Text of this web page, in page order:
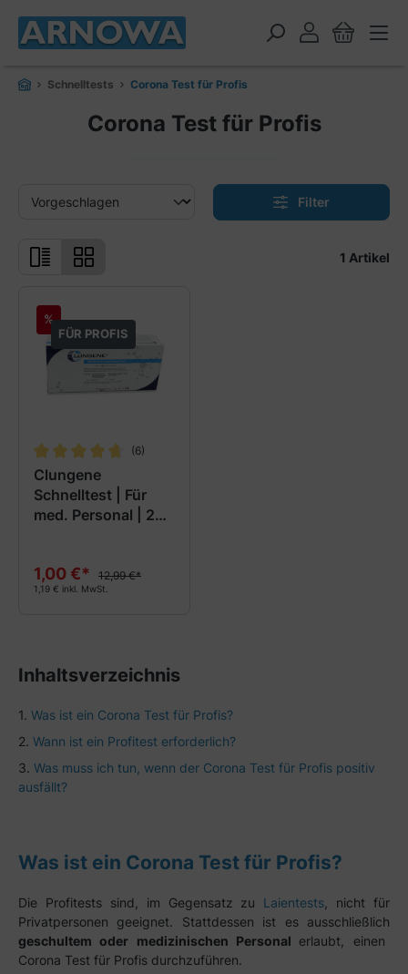
springen
Schnelltests Corona Test für Profis
Corona Test für Profis
Filter
1 Artikel
%
FÜR PROFIS
Clungene
Schnelltest | Für
med. Personal | 25
Durchschnittliche Bewertung von 4.6 von 5 Sternen
(6)
1,00 €* 12,99 €*
1,19 € inkl. MwSt.
Inhaltsverzeichnis
Was ist ein Corona Test für Profis?
Wann ist ein Profitest erforderlich?
Was muss ich tun, wenn der Corona Test für Profis positiv
ausfällt?
Was ist ein Corona Test für Profis?
Die Profitests sind, im Gegensatz zu Laientests , nicht für
Privatpersonen geeignet. Stattdessen ist es ausschließlich
geschultem oder medizinischen Personal erlaubt, einen
Corona Test für Profis durchzuführen.